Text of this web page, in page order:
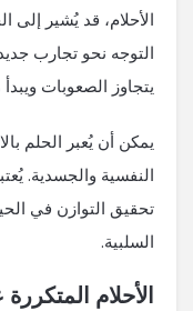
الأحلام، قد يُشير
التوجه نحو تجارب
يتجاوز الصعوبات
يمكن أن يُعبر الحلم
النفسية والجسدية.
تحقيق التوازن في
السلبية.
الأحلام